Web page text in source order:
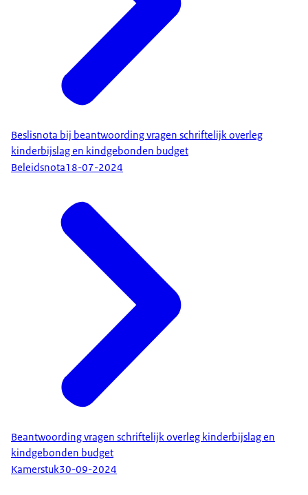
Beslisnota bij beantwoording vragen schriftelijk overleg
kinderbijslag en kindgebonden budget
Beleidsnota18-07-2024
Beantwoording vragen schriftelijk overleg kinderbijslag en
kindgebonden budget
Kamerstuk30-09-2024